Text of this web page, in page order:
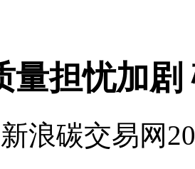
量担忧加
浪碳交易网